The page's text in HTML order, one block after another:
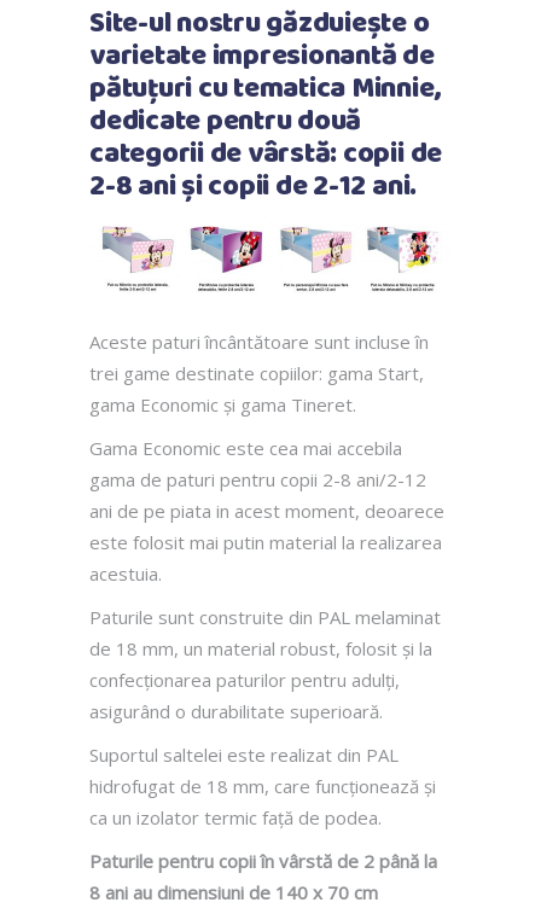
Site-ul nostru găzduiește o
varietate impresionantă de
pătuțuri cu tematica Minnie,
dedicate pentru două
categorii de vârstă: copii de
2-8 ani și copii de 2-12 ani.
Aceste paturi încântătoare sunt incluse în
trei game destinate copiilor: gama Start,
gama Economic și gama Tineret.
Gama Economic este cea mai accebila
gama de paturi pentru copii 2-8 ani/2-12
ani de pe piata in acest moment, deoarece
este folosit mai putin material la realizarea
acestuia.
Paturile sunt construite din PAL melaminat
de 18 mm, un material robust, folosit și la
confecționarea paturilor pentru adulți,
asigurând o durabilitate superioară.
Suportul saltelei este realizat din PAL
hidrofugat de 18 mm, care funcționează și
ca un izolator termic față de podea.
Paturile pentru copii în vârstă de 2 până la
8 ani au dimensiuni de 140 x 70 cm